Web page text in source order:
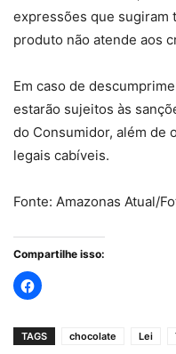
expressões que sugiram
produto não atende aos
Em caso de
estarão sujeitos às
do Consumidor, além de
legais cabíveis.
Fonte: Amazonas Atual/
Compartilhe isso:
TAGS chocolate Lei